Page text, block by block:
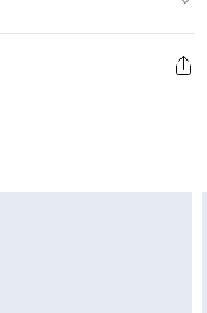
€14.99